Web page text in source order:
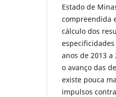
Estado de
compreendida
cálculo dos
anos de 2013
o avanço das
existe pouca
impulsos